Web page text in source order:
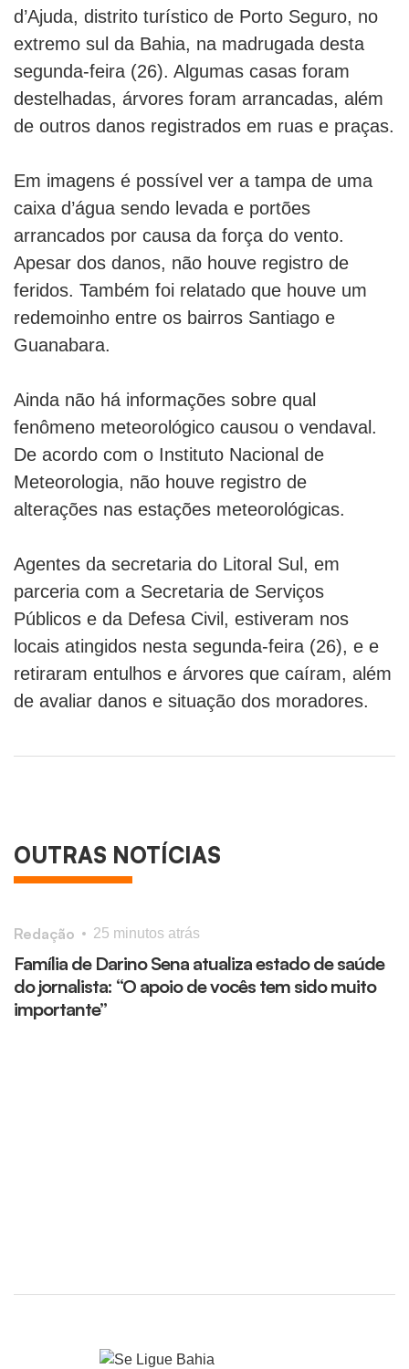
d’Ajuda, distrito turístico de Porto Seguro, no
extremo sul da Bahia, na madrugada desta
segunda-feira (26). Algumas casas foram
destelhadas, árvores foram arrancadas, além
de outros danos registrados em ruas e praças.
Em imagens é possível ver a tampa de uma
caixa d’água sendo levada e portões
arrancados por causa da força do vento.
Apesar dos danos, não houve registro de
feridos. Também foi relatado que houve um
redemoinho entre os bairros Santiago e
Guanabara.
Ainda não há informações sobre qual
fenômeno meteorológico causou o vendaval.
De acordo com o Instituto Nacional de
Meteorologia, não houve registro de
alterações nas estações meteorológicas.
Agentes da secretaria do Litoral Sul, em
parceria com a Secretaria de Serviços
Públicos e da Defesa Civil, estiveram nos
locais atingidos nesta segunda-feira (26), e e
retiraram entulhos e árvores que caíram, além
de avaliar danos e situação dos moradores.
OUTRAS NOTÍCIAS
Família de Darino Sena atualiza estado de saúde
do jornalista: “O apoio de vocês tem sido muito
importante”
Redação 25 minutos atrás